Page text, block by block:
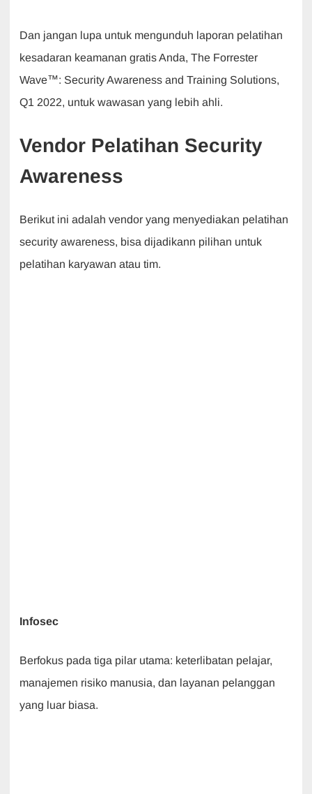
Dan jangan lupa untuk mengunduh laporan pelatihan
kesadaran keamanan gratis Anda, The Forrester
Wave™: Security Awareness and Training Solutions,
Q1 2022, untuk wawasan yang lebih ahli.
Vendor Pelatihan Security
Awareness
Berikut ini adalah vendor yang menyediakan pelatihan
security awareness, bisa dijadikann pilihan untuk
pelatihan karyawan atau tim.
Infosec
Berfokus pada tiga pilar utama: keterlibatan pelajar,
manajemen risiko manusia, dan layanan pelanggan
yang luar biasa.